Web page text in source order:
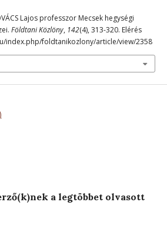
Lajos professzor Mecsek hegységi
Földtani Közlöny, 142(4), 313-320. Elérés
index.php/foldtanikozlony/article/view/2358
a legtöbbet olvasott